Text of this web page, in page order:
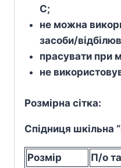
С;
не можна
засоби/
прасувати при
не
Розмірна сітка:
Спідниця шкільна
Розмір П/о